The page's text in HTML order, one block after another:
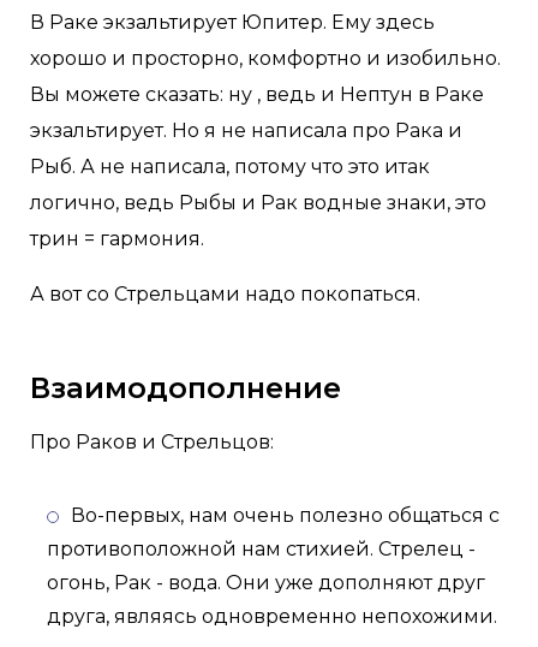
В Раке экзальтирует Юпитер. Ему здесь
хорошо и просторно, комфортно и изобильно.
Вы можете сказать: ну , ведь и Нептун в Раке
экзальтирует. Но я не написала про Рака и
Рыб. А не написала, потому что это итак
логично, ведь Рыбы и Рак водные знаки, это
трин = гармония.
А вот со Стрельцами надо покопаться.
Взаимодополнение
Про Раков и Стрельцов:
Во-первых, нам очень полезно общаться с
противоположной нам стихией. Стрелец -
огонь, Рак - вода. Они уже дополняют друг
друга, являясь одновременно непохожими.